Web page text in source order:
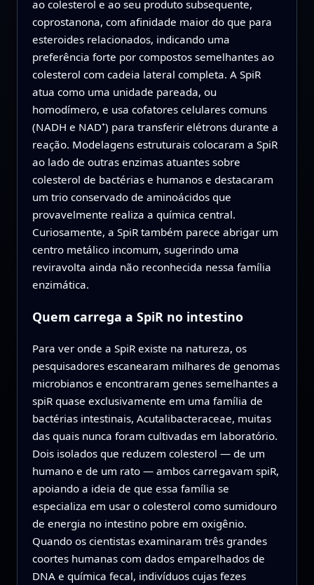
ao colesterol e ao seu produto subsequente,
coprostanona, com afinidade maior do que para
esteroides relacionados, indicando uma
preferência forte por compostos semelhantes ao
colesterol com cadeia lateral completa. A SpiR
atua como uma unidade pareada, ou
homodímero, e usa cofatores celulares comuns
(NADH e NAD⁺) para transferir elétrons durante a
reação. Modelagens estruturais colocaram a SpiR
ao lado de outras enzimas atuantes sobre
colesterol de bactérias e humanos e destacaram
um trio conservado de aminoácidos que
provavelmente realiza a química central.
Curiosamente, a SpiR também parece abrigar um
centro metálico incomum, sugerindo uma
reviravolta ainda não reconhecida nessa família
enzimática.
Quem carrega a SpiR no intestino
Para ver onde a SpiR existe na natureza, os
pesquisadores escanearam milhares de genomas
microbianos e encontraram genes semelhantes a
spiR quase exclusivamente em uma família de
bactérias intestinais, Acutalibacteraceae, muitas
das quais nunca foram cultivadas em laboratório.
Dois isolados que reduzem colesterol — de um
humano e de um rato — ambos carregavam spiR,
apoiando a ideia de que essa família se
especializa em usar o colesterol como sumidouro
de energia no intestino pobre em oxigênio.
Quando os cientistas examinaram três grandes
coortes humanas com dados emparelhados de
DNA e química fecal, indivíduos cujas fezes